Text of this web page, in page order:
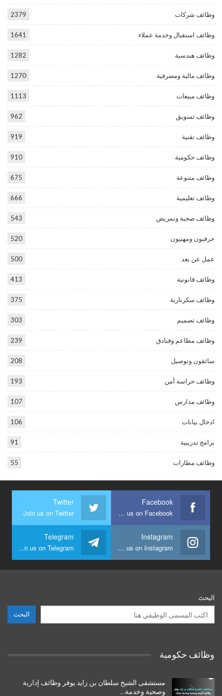
وظائف شركات 2379
وظائف استقبال وخدمة عملاء 1641
وظائف هندسية 1282
وظائف مالية ومصرفية 1270
وظائف مبيعات 1113
وظائف تسويق 962
وظائف تقنية 919
وظائف حكومية 910
وظائف متنوعة 675
وظائف تعليمية 666
وظائف صحية وتمريض 543
حرفيون ومهنيون 520
عمل عن بعد 500
وظائف قانونية 413
وظائف سكرتارية 375
وظائف تصميم 303
وظائف مطاعم وفنادق 239
سائقون وتوصيل 208
وظائف حراسة أمن 193
وظائف مدارس 107
ادخال بيانات 106
برامج تدريبية 91
وظائف مطارات 55
Facebook
Join us on Facebook
Twitter
Join us on Twitter
Instagram
Join us on Instagram
Telegram
Join us on Telegram
البحث
البحث
وظائف حكومية
مستشفى الشيخ سلطان بن زايد يوفر وظائف إدارية
وصحية وخدمة…